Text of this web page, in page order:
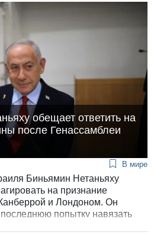
обещает ответить на
после Генассамблеи
В мире
Биньямин Нетаньяху
на признание
и Лондоном. Он
попытку навязать